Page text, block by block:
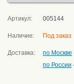
Артикул: 005144
Наличие: Под заказ
Доставка: по Москве
по России